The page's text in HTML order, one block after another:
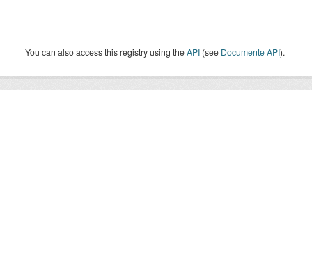
You can also access this registry using theAPI (see Documente API).